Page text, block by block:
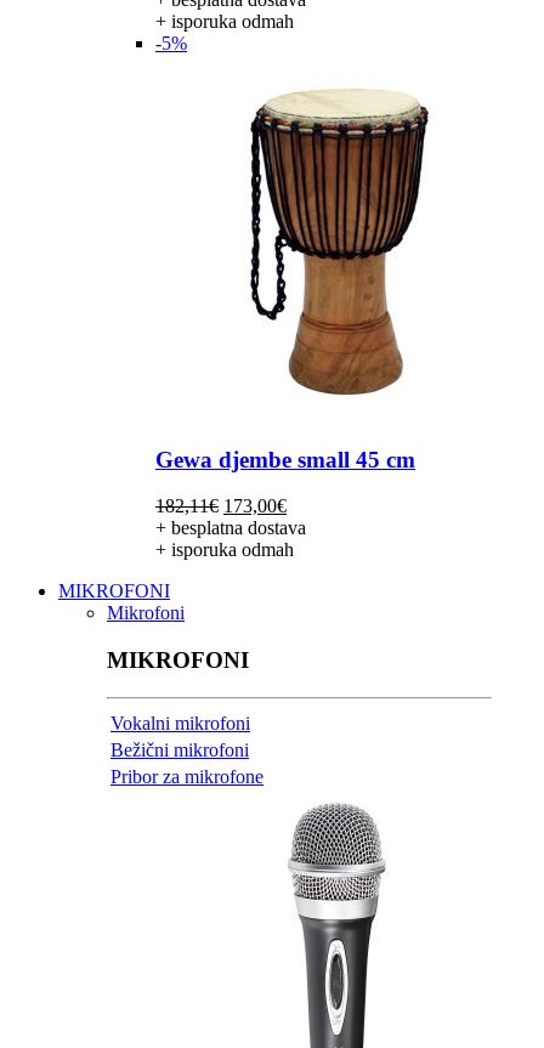
+ isporuka odmah
-5%
Gewa djembe small 45 cm
182,11€ Izvorna
cijena
bila
173,00€Trenutna
cijena
je:
+ besplatna dostava
+ isporuka odmah
MIKROFONI
Mikrofoni
MIKROFONI
Vokalni mikrofoni
Bežični mikrofoni
Pribor za mikrofone